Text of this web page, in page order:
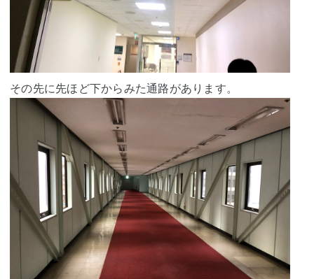
その先に先ほど下からみた通路があります。